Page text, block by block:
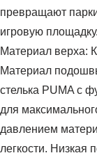
превращают
игровую
Материал верха:
Материал
стелька PUMA с
для
давлением
легкости. Низкая